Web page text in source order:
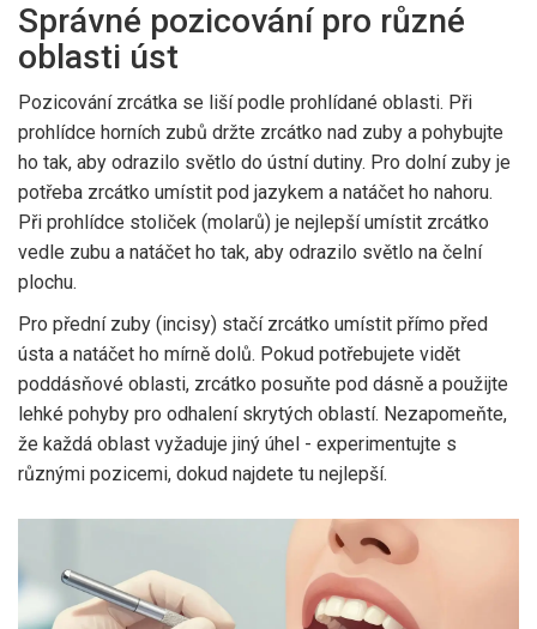
Správné pozicování pro různé
oblasti úst
Pozicování zrcátka se liší podle prohlídané oblasti. Při
prohlídce horních zubů držte zrcátko nad zuby a pohybujte
ho tak, aby odrazilo světlo do ústní dutiny. Pro dolní zuby je
potřeba zrcátko umístit pod jazykem a natáčet ho nahoru.
Při prohlídce stoliček (molarů) je nejlepší umístit zrcátko
vedle zubu a natáčet ho tak, aby odrazilo světlo na čelní
plochu.
Pro přední zuby (incisy) stačí zrcátko umístit přímo před
ústa a natáčet ho mírně dolů. Pokud potřebujete vidět
poddásňové oblasti, zrcátko posuňte pod dásně a použijte
lehké pohyby pro odhalení skrytých oblastí. Nezapomeňte,
že každá oblast vyžaduje jiný úhel - experimentujte s
různými pozicemi, dokud najdete tu nejlepší.